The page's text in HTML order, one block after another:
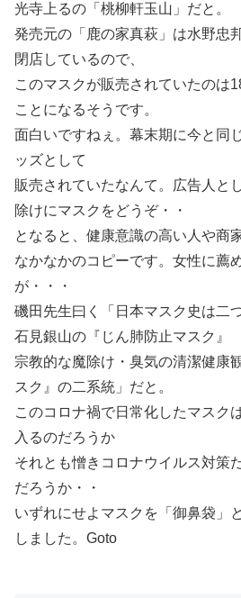
光寺上るの「桃柳軒玉山」だと。
発売元の「鹿の家真萩」は水野忠
閉店しているので、
このマスクが販売されていたのは
ことになるそうです。
面白いですねぇ。幕末期に今と同
ッズとして
販売されていたなんて。広告人と
除けにマスクをどうぞ・・
となると、健康意識の高い人や商
なかなかのコピーです。女性に薦
が・・・
磯田先生曰く「日本マスク史は二
石見銀山の『じん肺防止マスク』
宗教的な魔除け・臭気の清潔健康
スク』の二系統」だと。
このコロナ禍で日常化したマスク
入るのだろうか
それとも憎きコロナウイルス対策
だろうか・・
いずれにせよマスクを「御鼻袋」
しました。Goto